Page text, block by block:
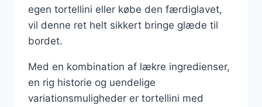
egen tortellini eller købe den færdiglavet,
vil denne ret helt sikkert bringe glæde til
bordet.
Med en kombination af lækre ingredienser,
en rig historie og uendelige
variationsmuligheder er tortellini med